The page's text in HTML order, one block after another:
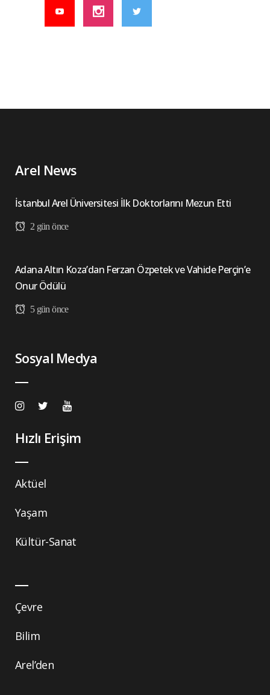
Arel News
İstanbul Arel Üniversitesi İlk Doktorlarını Mezun Etti
2 gün önce
Adana Altın Koza’dan Ferzan Özpetek ve Vahide Perçin’e
Onur Ödülü
5 gün önce
Sosyal Medya
Hızlı Erişim
Aktüel
Yaşam
Kültür-Sanat
Çevre
Bilim
Arel’den